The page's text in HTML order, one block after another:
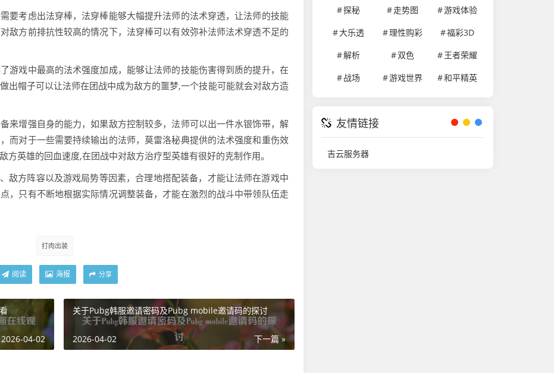
要考虑出法穿棒，法穿棒能够大幅提升法师的法术穿透，让法师的技能
敌方前排抗性较高的情况下，法穿棒可以有效弥补法师法术穿透不足的
游戏中最高的法术强度加成，能够让法师的技能伤害得到质的提升，在
出帽子可以让法师在团战中成为敌方的噩梦,一个技能可能就会对敌方造
来增强自身的能力，如果敌方控制较多，法师可以出一件水银饰带，解
而对于一些需要持续输出的法师，莫雷洛秘典提供的法术强度和重伤效
方英雄的回血速度,在团战中对敌方治疗型英雄有很好的克制作用。
敌方阵容以及游戏局势等因素，合理地搭配装备，才能让法师在游戏中
，只有不断地根据实际情况调整装备，才能在激烈的战斗中带领队伍走
打肉出装
阅读 海报 分享
2026-04-02
关于Pubg韩服邀请密码及Pubg mobile邀请码的探讨
下一篇 »
2026-04-02
探秘
走势图
游戏体验
大乐透
理性购彩
福彩3D
解析
双色
王者荣耀
战场
游戏世界 和平精英
友情链接
吉云服务器